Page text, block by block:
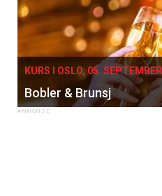
KURS I OSLO, 05. SEPTEMBER
Bobler & Brunsj